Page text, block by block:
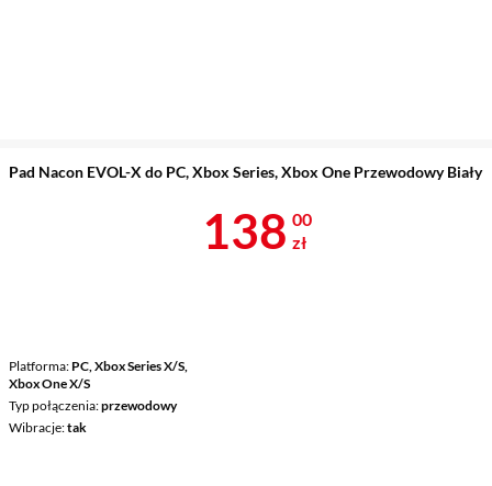
Pad Nacon EVOL-X do PC, Xbox Series, Xbox One Przewodowy Biały
Platforma PC, Xbox Series X/S,
Xbox One X/S
Typ połączenia przewodowy
Wibracje tak
Cena 138 zł
138 00
zł